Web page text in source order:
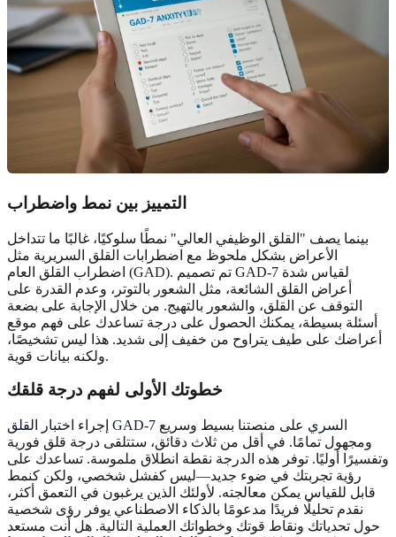
التمييز بين نمط واضطراب
بينما يصف "القلق الوظيفي العالي" نمطًا سلوكيًا، غالبًا ما تتداخل
الأعراض بشكل ملحوظ مع اضطرابات القلق السريرية مثل
اضطراب القلق العام (GAD). تم تصميم GAD-7 لقياس شدة
أعراض القلق الشائعة، مثل الشعور بالتوتر، وعدم القدرة على
التوقف عن القلق، والشعور بالتهيج. من خلال الإجابة على بضعة
أسئلة بسيطة، يمكنك الحصول على درجة تساعدك على فهم موقع
أعراضك على طيف يتراوح من خفيف إلى شديد. هذا ليس تشخيصًا،
ولكنه بيانات قوية.
خطوتك الأولى لفهم درجة قلقك
إجراء اختبار القلق GAD-7 السري على منصتنا بسيط وسريع
ومجهول تمامًا. في أقل من ثلاث دقائق، ستتلقى درجة قلق فورية
وتفسيرًا أوليًا. توفر هذه الدرجة نقطة انطلاق ملموسة. تساعدك على
رؤية تجربتك في ضوء جديد—ليس كفشل شخصي، ولكن كنمط
قابل للقياس يمكن معالجته. لأولئك الذين يرغبون في التعمق أكثر،
نقدم تحليلًا فريدًا مدعومًا بالذكاء الاصطناعي يوفر رؤى شخصية
حول تحدياتك ونقاط قوتك وخطواتك العملية التالية. هل أنت مستعد